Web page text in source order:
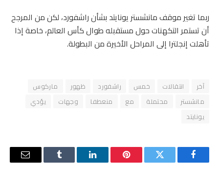
ربما تغير موقف مانشستر يونايتد بشأن راشفورد، لكن من المرجح
أن تستمر التكهنات حول مستقبله طوال كأس العالم، خاصة إذا
تأهلت إنجلترا إلى المراحل الأخيرة من البطولة.
آخر انتقالات خمس راشفورد ظهور
ماركوس
مانشستر
محتملة مع منعطفا وجهات
يؤدي
يونايتد
فيسبوك تويتر بينتيريستلينكدإن Tumblr
البريد